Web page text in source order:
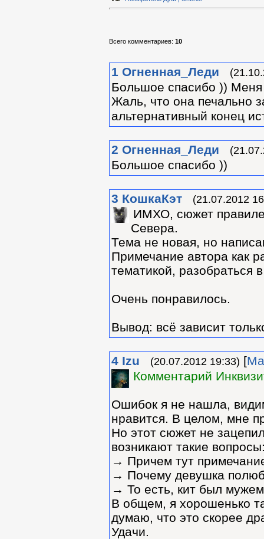
Всего комментариев: 10
1 Огненная_Леди
Большое спасибо )) Меня
Жаль, что она печально
альтернативный конец
2 Огненная_Леди
Большое спасибо ))
3 КошкаКэт (21.07.2012
ИМХО, сюжет
Севера.
Тема не новая, но
Примечание автора как
тематикой, разобраться
Очень понравилось.
Вывод: всё зависит
4 Izu (20.07.2012 19:33) [
Комментарий
Ошибок я не нашла,
нравится. В целом, мне
Но этот сюжет не
возникают такие
→ Причем тут
→ Почему девушка
→ То есть, кит был
В общем, я хорошенько
думаю, что это скорее
Удачи.